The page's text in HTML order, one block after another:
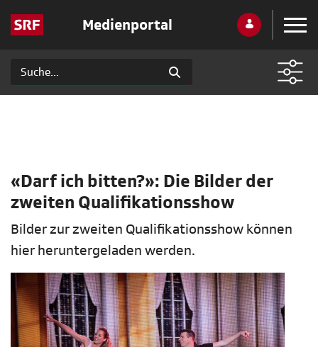
Medienportal
«Darf ich bitten?»: Die Bilder der
zweiten Qualifikationsshow
Bilder zur zweiten Qualifikationsshow können
hier heruntergeladen werden.